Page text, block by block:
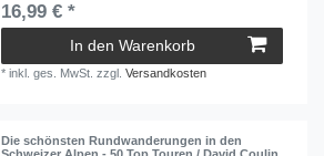
16,99 € *
In den Warenkorb
*inkl. ges. MwSt. zzgl.Versandkosten
Die schönsten Rundwanderungen in den
Schweizer Alpen - 50 Top Touren / David Coulin